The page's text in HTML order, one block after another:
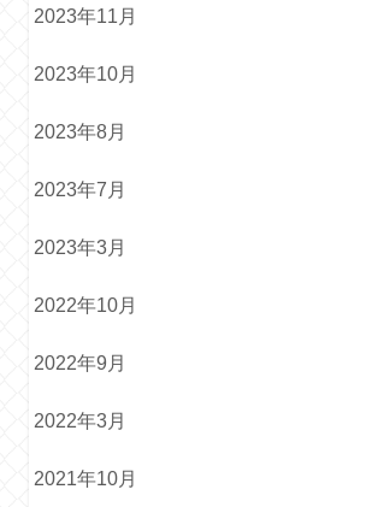
2023年11月
2023年10月
2023年8月
2023年7月
2023年3月
2022年10月
2022年9月
2022年3月
2021年10月